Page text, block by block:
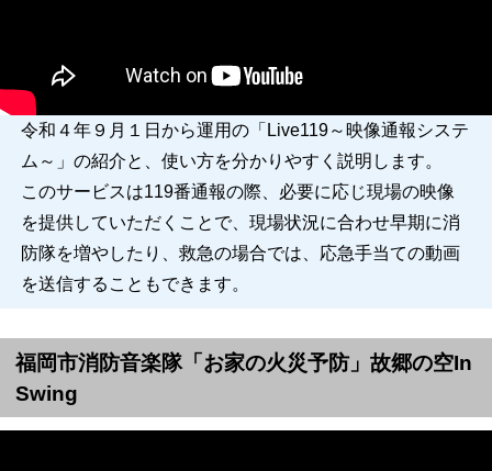
令和４年９月１日から運用の「Live119～映像通報システ
ム～」の紹介と、使い方を分かりやすく説明します。
このサービスは119番通報の際、必要に応じ現場の映像
を提供していただくことで、現場状況に合わせ早期に消
防隊を増やしたり、救急の場合では、応急手当ての動画
を送信することもできます。
福岡市消防音楽隊「お家の火災予防」故郷の空In
Swing